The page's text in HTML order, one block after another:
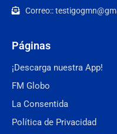
Correo::
Páginas
¡Descarga nuestra App!
FM Globo
La Consentida
Política de Privacidad